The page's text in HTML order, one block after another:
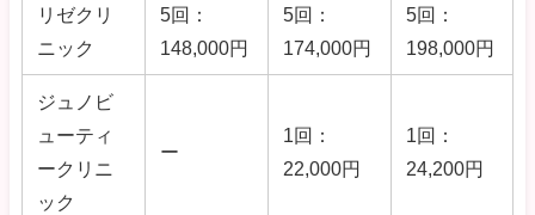
リゼクリ
ニック
5回：
148,000円
5回：
174,000円
5回：
198,000円
ジュノビ
ューティ
ークリニ
ック
ー
1回：
22,000円
1回：
24,200円